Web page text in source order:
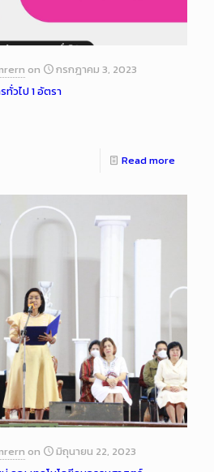
on
กรกฎาคม 3, 2023
วไป 1 อัตรา
Read more
on
มิถุนายน 22, 2023